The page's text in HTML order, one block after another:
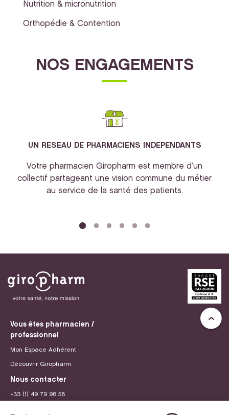
Nutrition & micronutrition
Orthopédie & Contention
NOS ENGAGEMENTS
UN RESEAU DE PHARMACIENS INDEPENDANTS
Votre pharmacien Giropharm est membre d’un
collectif partageant une vision commune du métier
au service de la santé des patients.
Vous êtes pharmacien /
professionnel
Mon Espace Adhérent
Découvrir Giropharm
Nous contacter
+33 (1) 49 79 98 58